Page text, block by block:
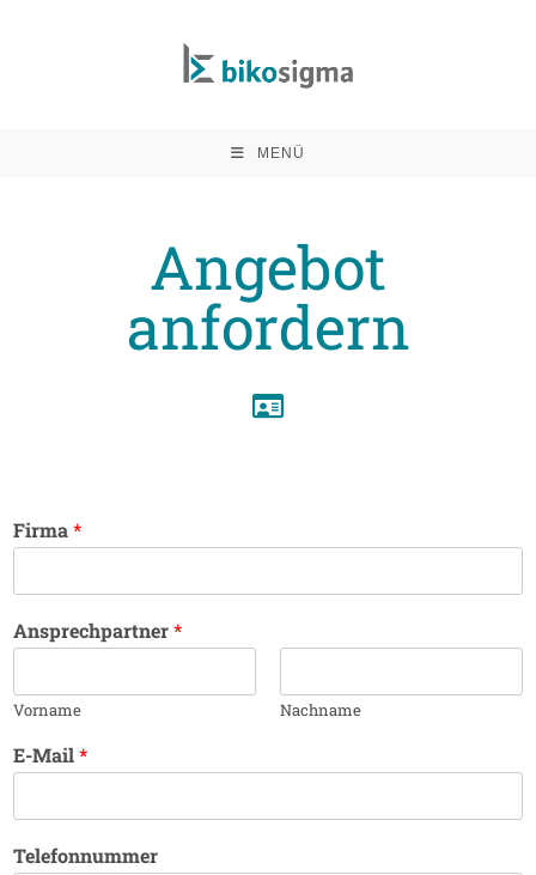
MENÜ
Angebot
anfordern
Firma*
Ansprechpartner*
Vorname Nachname
E-Mail*
Telefonnummer